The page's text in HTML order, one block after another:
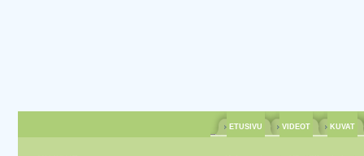
ETUSIVU VIDEOT KUVAT